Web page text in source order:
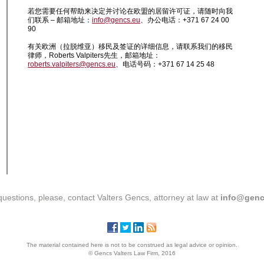
若您需要任何帮助来决定并讨论在欧盟的居留许可证，请随时向我
们联系 – 邮箱地址：info@gencs.eu、办公电话：+371 67 24 00
90
有关欧洲（拉脱维亚）移民及签证的详细信息，请联系我们的移民
律师，Roberts Valpiters先生，邮箱地址：
roberts.valpiters@gencs.eu、电话号码：+371 67 14 25 48
please, contact Valters Gencs, attorney at law at
The material contained here is not to be construed as legal advice or opinion.
© Gencs Valters Law Firm, 2016